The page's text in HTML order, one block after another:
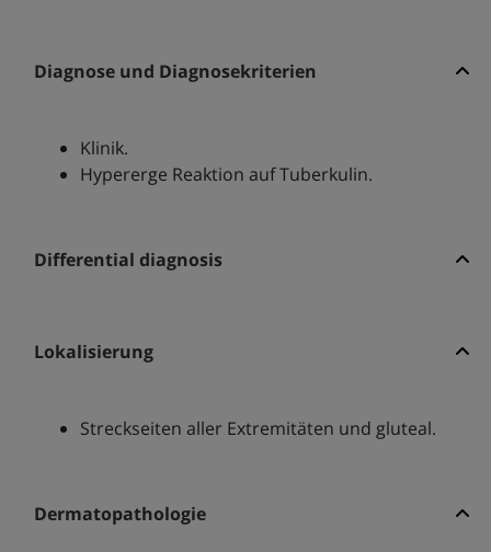
Diagnose und Diagnosekriterien
Klinik.
Hypererge Reaktion auf Tuberkulin.
Differential diagnosis
Lokalisierung
Streckseiten aller Extremitäten und gluteal.
Dermatopathologie